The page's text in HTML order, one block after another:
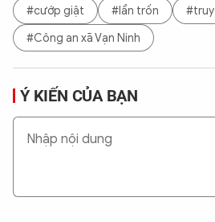
#cướp giật #lẩn trốn
#Công an xã Vạn Ninh
Ý KIẾN CỦA BẠN